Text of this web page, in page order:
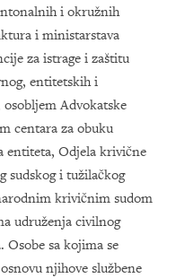
i okružnih
i ministarstava
za istrage i zaštitu
entitetskih i
Advokatske
centara za obuku
entiteta, Odjela krivične
sudskog i tužilačkog
krivičnim sudom
udruženja civilnog
Osobe sa kojima se
njihove službene